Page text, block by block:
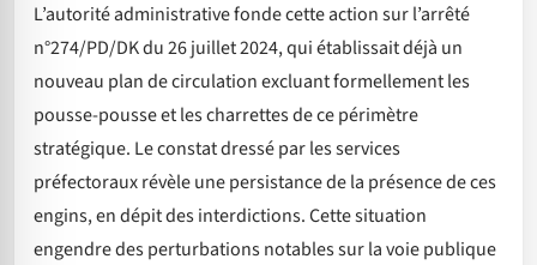
L’autorité administrative fonde cette action sur l’arrêté
n°274/PD/DK du 26 juillet 2024, qui établissait déjà un
nouveau plan de circulation excluant formellement les
pousse-pousse et les charrettes de ce périmètre
stratégique. Le constat dressé par les services
préfectoraux révèle une persistance de la présence de ces
engins, en dépit des interdictions. Cette situation
engendre des perturbations notables sur la voie publique